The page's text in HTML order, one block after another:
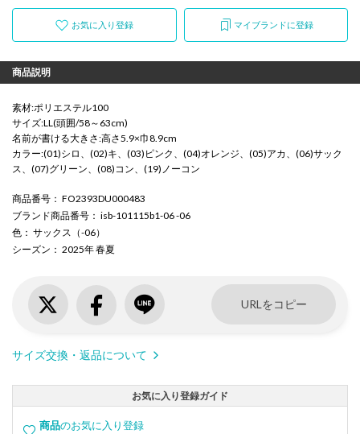
お気に入り登録 マイブランドに登録
商品説明
素材:ポリエステル100
サイズ:LL(頭囲/58～63cm)
名前が書ける大きさ:高さ5.9×巾8.9cm
カラー:(01)シロ、(02)キ、(03)ピンク、(04)オレンジ、(05)アカ、(06)サック
ス、(07)グリーン、(08)コン、(19)ノーコン
商品番号 ： FO2393DU000483
ブランド商品番号 ： isb-101115b1-06 -06
色 ： サックス（-06）
シーズン ： 2025年 春夏
URLをコピー
サイズ交換・返品について
お気に入り登録ガイド
商品のお気に入り登録